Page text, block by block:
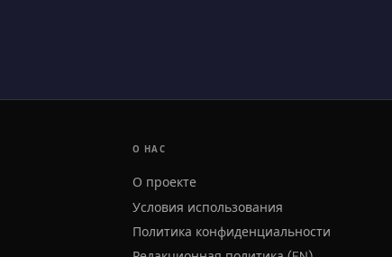
О НАС
О проекте
Условия использования
Политика конфиденциальности